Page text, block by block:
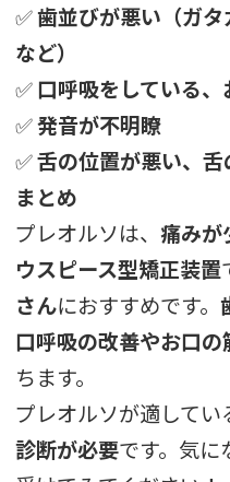
✅歯並びが悪い（ガ
など）
✅口呼吸をしている
✅発音が不明瞭
✅舌の位置が悪い、舌
まとめ
プレオルソは、痛みが
ウスピース型矯正装置
さんにおすすめです。
口呼吸の改善やお口
ちます。
プレオルソが適して
診断が必要です。気に